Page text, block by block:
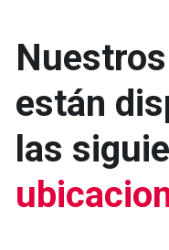
Nuestros
están